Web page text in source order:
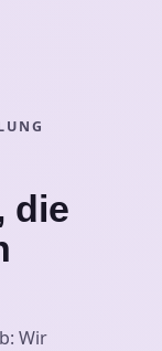
die
Wir